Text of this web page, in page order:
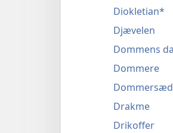
Diokletian*
Djævelen
Dommens
Dommere
Drakme
Drikoffer